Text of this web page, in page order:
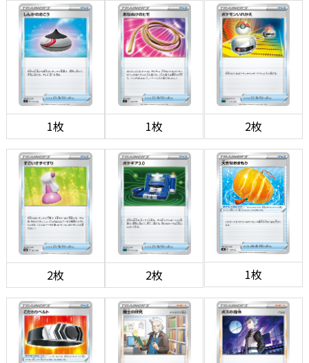
1枚 1枚 2枚
2枚 2枚 1枚